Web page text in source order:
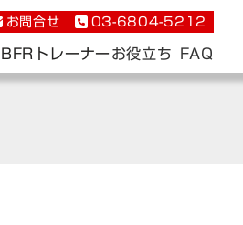
お問合せ 03-6804-5212
BFRトレーナーお役立ち FAQ